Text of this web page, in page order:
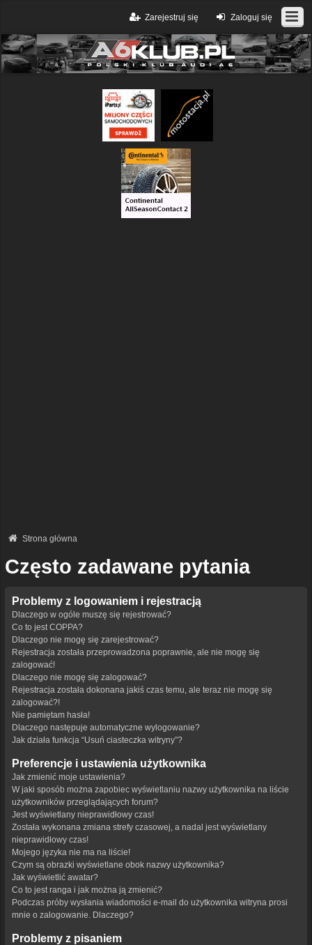
Zaloguj się
Zarejestruj się
Strona główna
Często zadawane pytania
Problemy z logowaniem i rejestracją
Dlaczego w ogóle muszę się rejestrować?
Co to jest COPPA?
Dlaczego nie mogę się zarejestrować?
Rejestracja została przeprowadzona poprawnie, ale nie mogę się
zalogować!
Dlaczego nie mogę się zalogować?
Rejestracja została dokonana jakiś czas temu, ale teraz nie mogę się
zalogować?!
Nie pamiętam hasła!
Dlaczego następuje automatyczne wylogowanie?
Jak działa funkcja “Usuń ciasteczka witryny”?
Preferencje i ustawienia użytkownika
Jak zmienić moje ustawienia?
W jaki sposób można zapobiec wyświetlaniu nazwy użytkownika na liście
użytkowników przeglądających forum?
Jest wyświetlany nieprawidłowy czas!
Została wykonana zmiana strefy czasowej, a nadal jest wyświetlany
nieprawidłowy czas!
Mojego języka nie ma na liście!
Czym są obrazki wyświetlane obok nazwy użytkownika?
Jak wyświetlić awatar?
Co to jest ranga i jak można ją zmienić?
Podczas próby wysłania wiadomości e-mail do użytkownika witryna prosi
mnie o zalogowanie. Dlaczego?
Problemy z pisaniem